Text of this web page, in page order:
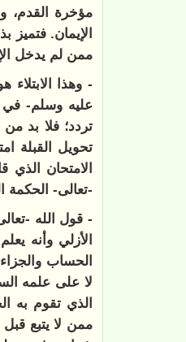
مؤخرة القدم،
الإيمان.
ممن لم يدخل
- وهذا
عليه وسلم- في
تردد؛ فلا بد
تحويل القبلة
الامتحان الذي
-تعالى- الحكمة
- قول الله -
الأزلي وأنه
الحساب
لا على علمه
الذي تقوم به
ممن لا يتبع